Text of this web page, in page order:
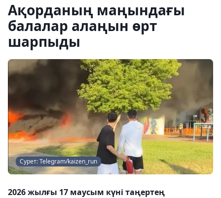
Ақорданың маңындағы
балалар алаңын өрт
шарпыды
Сурет: Telegram/kaizen_run
2026 жылғы 17 маусым күні таңертең